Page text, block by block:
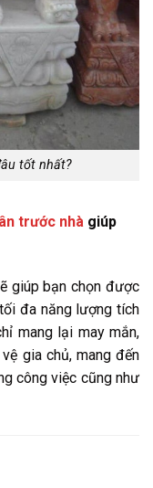
tốt nhất?
trước nhà giúp
giúp bạn chọn được
đa năng lượng tích
mang lại may mắn,
gia chủ, mang đến
công việc cũng như